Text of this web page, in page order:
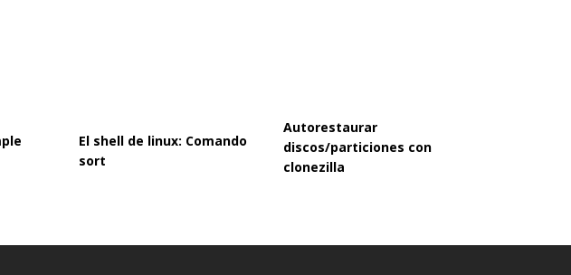
El shell de linux: Comando
sort
Autorestaurar
discos/particiones con
clonezilla